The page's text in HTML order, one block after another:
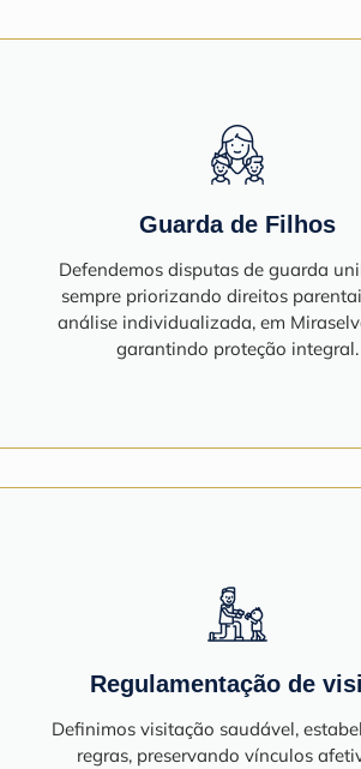
Guarda de Filhos
Defendemos disputas de guarda
sempre priorizando direitos
análise individualizada, em
garantindo proteção integral.
Regulamentação de
Definimos visitação saudável,
regras, preservando vínculos